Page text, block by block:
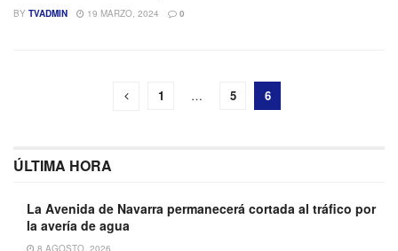
BY TVADMIN 19 MARZO, 2024 0
1 … 5 6
ÚLTIMA HORA
La Avenida de Navarra permanecerá cortada al tráfico por
la avería de agua
8 AGOSTO, 2026